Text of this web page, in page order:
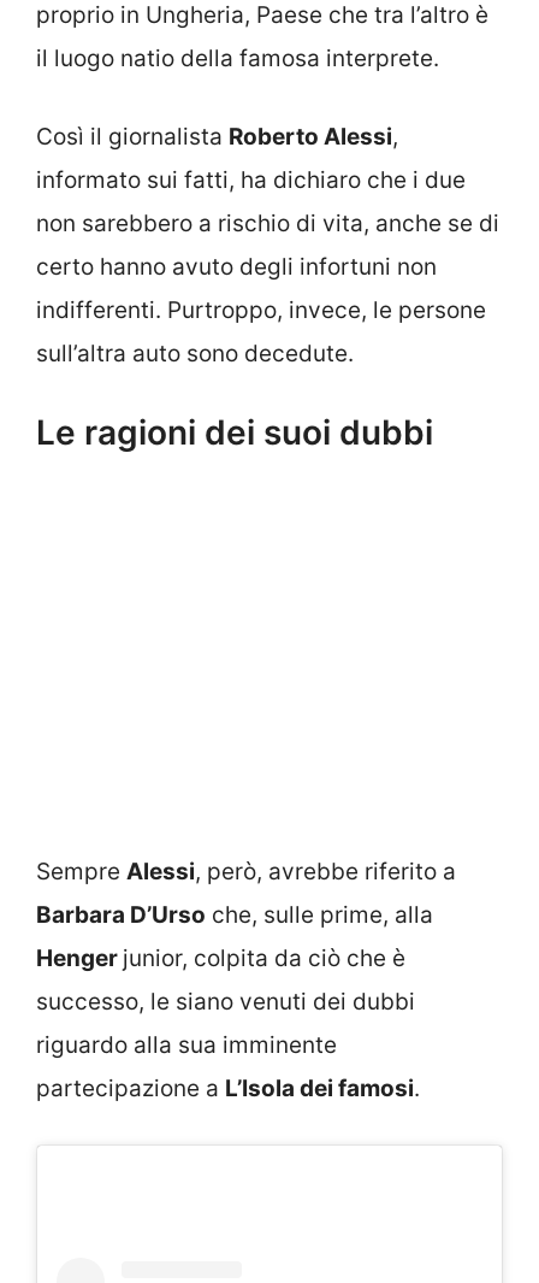
proprio in Ungheria, Paese che tra l’altro è
il luogo natio della famosa interprete.
Così il giornalista Roberto Alessi,
informato sui fatti, ha dichiaro che i due
non sarebbero a rischio di vita, anche se di
certo hanno avuto degli infortuni non
indifferenti. Purtroppo, invece, le persone
sull’altra auto sono decedute.
Le ragioni dei suoi dubbi
Sempre Alessi, però, avrebbe riferito a
Barbara D’Urso che, sulle prime, alla
Henger junior, colpita da ciò che è
successo, le siano venuti dei dubbi
riguardo alla sua imminente
partecipazione a L’Isola dei famosi.